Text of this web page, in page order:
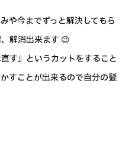
や今までずっと解決してもら
解消出来ます 😉
す』というカットをすること
すことが出来るので自分の髪